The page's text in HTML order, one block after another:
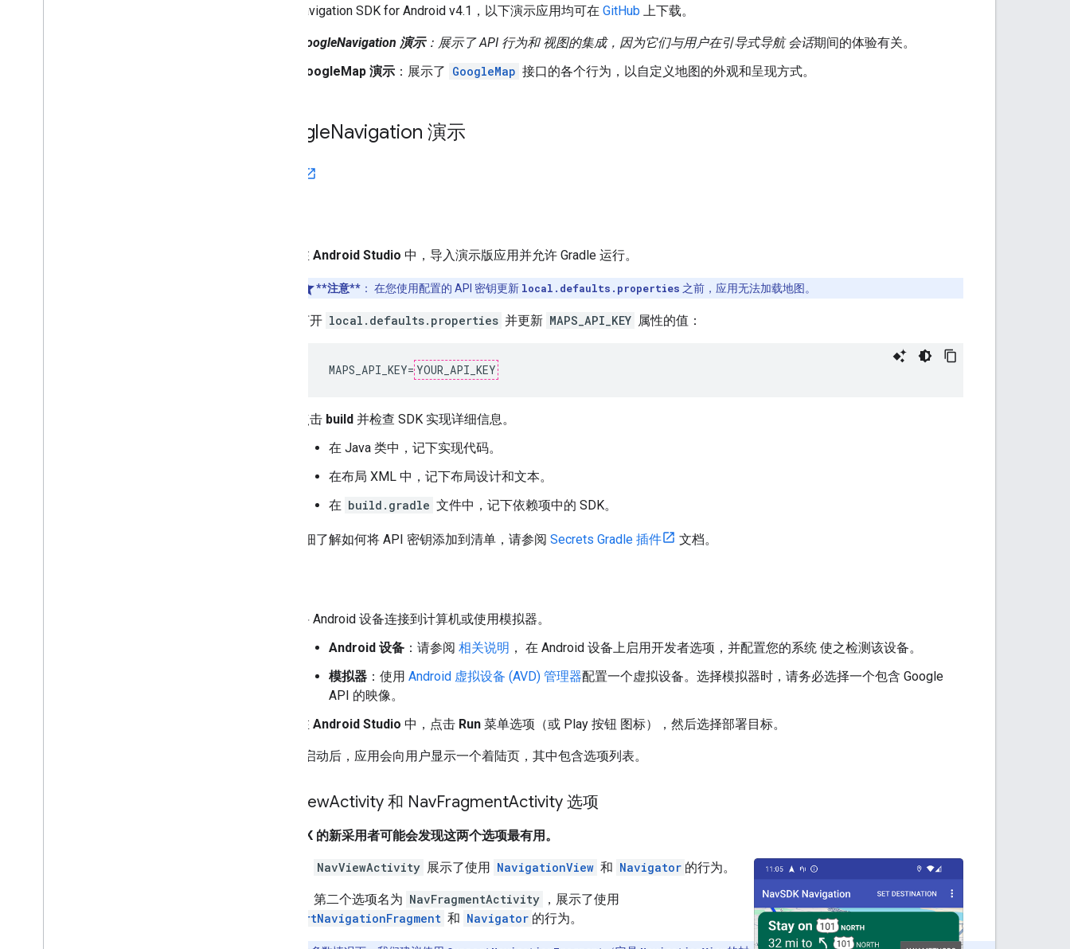
截至 Navigation SDK for Android v4.1，以下演示应用均可在 GitHub 上下载。
GoogleNavigation 演示：展示了 API 行为和 视图的集成，因为它们与用户在引导式导航 会话期间的体验有关。
GoogleMap 演示 ：展示了 GoogleMap 接口的各个行为，以自定义地图的外观和呈现方式。
GoogleNavigation 演示
在 Android Studio 中，导入演示版应用并允许 Gradle 运行。
**注意** ： 在您使用配置的 API 密钥更新 local.defaults.properties 之前，应用无法加载地图。
打开 local.defaults.properties 并更新 MAPS_API_KEY 属性的值：
  MAPS_API_KEY=
YOUR_API_KEY
点击 build 并检查 SDK 实现详细信息。
在 Java 类中，记下实现代码。
在布局 XML 中，记下布局设计和文本。
在 build.gradle 文件中，记下依赖项中的 SDK。
如需详细了解如何将 API 密钥添加到清单，请参阅 Secrets Gradle 插件 文档。
将 Android 设备连接到计算机或使用模拟器。
Android 设备 ：请参阅 相关说明 ， 在 Android 设备上启用开发者选项，并配置您的系统 使之检测该设备。
模拟器 ：使用 Android 虚拟设备 (AVD) 管理器配置一个虚拟设备。选择模拟器时，请务必选择一个包含 Google
API 的映像。
在 Android Studio 中，点击 Run 菜单选项（或 Play 按钮 图标），然后选择部署目标。
构建并启动后，应用会向用户显示一个着陆页，其中包含选项列表。
ViewActivity 和 NavFragmentActivity 选项
NavSDK 的新采用者可能会发现这两个选项最有用。
NavViewActivity 展示了使用 NavigationView 和 Navigator 的行为。
：第二个选项名为 NavFragmentActivity ，展示了使用
SupportNavigationFragment 和 Navigator 的行为。